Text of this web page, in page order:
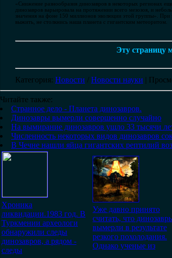
«Снижение разнообразия динозавров в некоторых регионах
динозавров варьировала на протяжении всего мезозоя, и
значения на фоне 150 миллионов эволюции этой группы».
выжить, не столкнись наша планета с гигантским метеоритом.
Эту страницу
Категория: Новости / Новости науки |
Читайте также:
Странное дело - Планета динозавров.
Динозавры вымерли совершенно случайно
На вымирание динозавров ушло 33 тысячи
Численность некоторых видов динозавров
В Чечне нашли яйца гигантских рептилий
Хроника
ликвидации.1983 год. В
Туркмении археологи
обнаружили следы
динозавров, а рядом -
следы
Уже давно принято
считать, что
вымерли в результате
резкого похолодания.
Однако ученые из